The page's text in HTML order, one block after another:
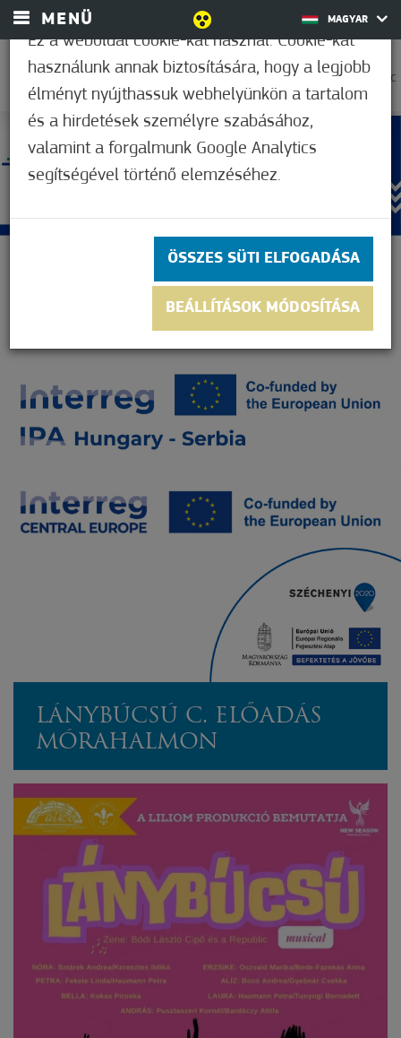
MENÜ MAGYAR
35,0°C
LÁNYBÚCSÚ C. ELŐADÁS
MÓRAHALMON
Ez a weboldal cookie-kat használ. Cookie-kat
használunk annak biztosítására, hogy a legjobb
élményt nyújthassuk webhelyünkön a tartalom
és a hirdetések személyre szabásához,
valamint a forgalmunk Google Analytics
segítségével történő elemzéséhez.
ÖSSZES SÜTI ELFOGADÁSA
BEÁLLÍTÁSOK MÓDOSÍTÁSA